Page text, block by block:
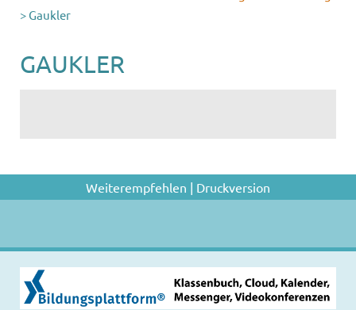
> Gaukler
GAUKLER
Weiterempfehlen | Druckversion